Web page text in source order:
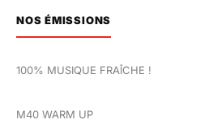
NOS ÉMISSIONS
100% MUSIQUE FRAÎCHE !
M40 WARM UP